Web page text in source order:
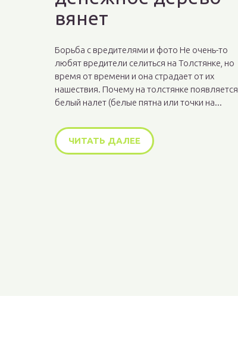
вянет
Борьба с вредителями и фото Не очень-то
любят вредители селиться на Толстянке, но
время от времени и она страдает от их
нашествия. Почему на толстянке появляется
белый налет (белые пятна или точки на...
ЧИТАТЬ ДАЛЕЕ